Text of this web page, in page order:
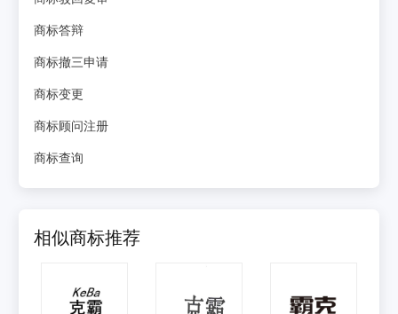
商标答辩
商标撤三申请
商标变更
商标顾问注册
商标查询
相似商标推荐